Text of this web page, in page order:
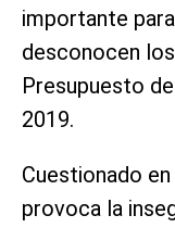
importante
desconocen
Presupuesto
2019.
Cuestionado
provoca la